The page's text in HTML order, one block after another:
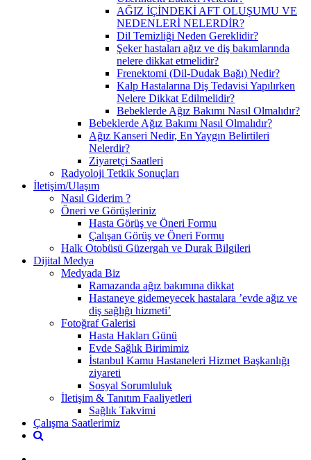
AĞIZ İÇİNDEKİ AFT OLUŞUMU VE
NEDENLERİ NELERDİR?
Dil Temizliği Neden Gereklidir?
Şeker hastaları ağız ve diş bakımlarında
nelere dikkat etmelidir?
Frenektomi (Dil-Dudak Bağı) Nedir?
Kalp Hastalarına Diş Tedavisi Yapılırken
Nelere Dikkat Edilmelidir?
Bebeklerde Ağız Bakımı Nasıl Olmalıdır?
Bebeklerde Ağız Bakımı Nasıl Olmalıdır?
Ağız Kanseri Nedir, En Yaygın Belirtileri
Nelerdir?
Ziyaretçi Saatleri
Radyoloji Tetkik Sonuçları
İletişim/Ulaşım
Nasıl Giderim ?
Öneri ve Görüşleriniz
Hasta Görüş ve Öneri Formu
Çalışan Görüş ve Öneri Formu
Halk Otobüsü Güzergah ve Durak Bilgileri
Dijital Medya
Medyada Biz
Ramazanda ağız bakımına dikkat
Hastaneye gidemeyecek hastalara ’evde ağız ve
diş sağlığı hizmeti’
Fotoğraf Galerisi
Hasta Hakları Günü
Evde Sağlık Birimimiz
İstanbul Kamu Hastaneleri Hizmet Başkanlığı
ziyareti
Sosyal Sorumluluk
İletişim & Tanıtım Faaliyetleri
Sağlık Takvimi
Çalışma Saatlerimiz